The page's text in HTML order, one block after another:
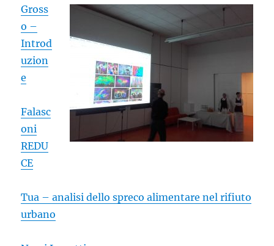
Gross
o –
Introd
uzion
e
Falasc
oni
REDU
CE
Tua – analisi dello spreco alimentare nel rifiuto
urbano